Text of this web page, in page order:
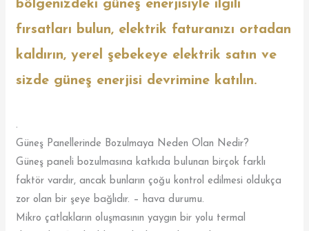
bölgenizdeki güneş enerjisiyle ilgili
fırsatları bulun, elektrik faturanızı ortadan
kaldırın, yerel şebekeye elektrik satın ve
sizde güneş enerjisi devrimine katılın.
.
Güneş Panellerinde Bozulmaya Neden Olan Nedir?
Güneş paneli bozulmasına katkıda bulunan birçok farklı
faktör vardır, ancak bunların çoğu kontrol edilmesi oldukça
zor olan bir şeye bağlıdır. – hava durumu.
Mikro çatlakların oluşmasının yaygın bir yolu termal